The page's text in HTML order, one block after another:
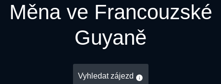
Měna ve Francouzské
Guyaně
Vyhledat zájezd